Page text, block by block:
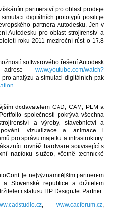
partnerství pro oblast prodeje
digitálních prototypů posiluje
partnera Autodesku. Jen v
Autodesku pro oblast strojírenství a
roku 2011 meziroční růst o 17,8
softwarového řešení Autodesk
adrese www.youtube.com/watch?
pro analýzu a simulaci digitálních pak
.
dodavatelem CAD, CAM, PLM a
společnosti pokrývá všechna
a výroby, stavebnictví a
vizualizace a animace i
pro správu majetku a infrastruktury.
rovněž hardware související s
nabídku služeb, včetně technické
je nejvýznamnějším partnerem
a Slovenské republice a držitelem
statusu HP DesignJet Partner.
, www.cadforum.cz,